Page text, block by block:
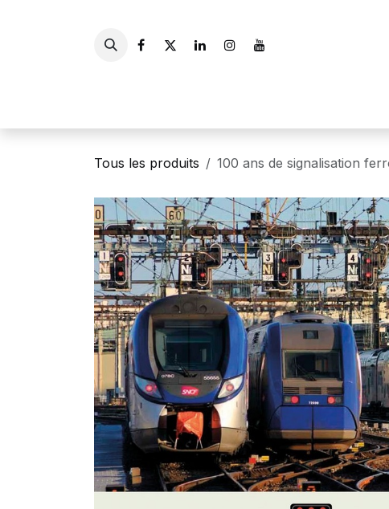
Tous les produits 100 ans de signalisation